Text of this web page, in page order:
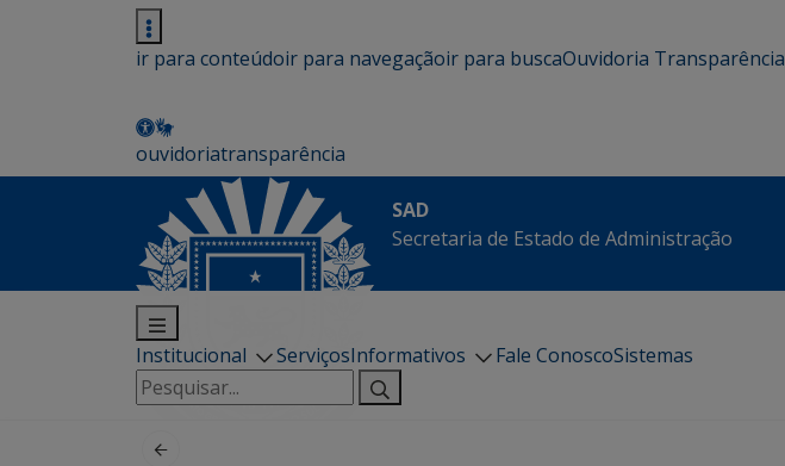
ir para conteúdoir para navegaçãoir para buscaOuvidoria Transparência
ouvidoriatransparência
SAD
Secretaria de Estado de Administração
Institucional ServiçosInformativos Fale ConoscoSistemas
Pesquisar
por: